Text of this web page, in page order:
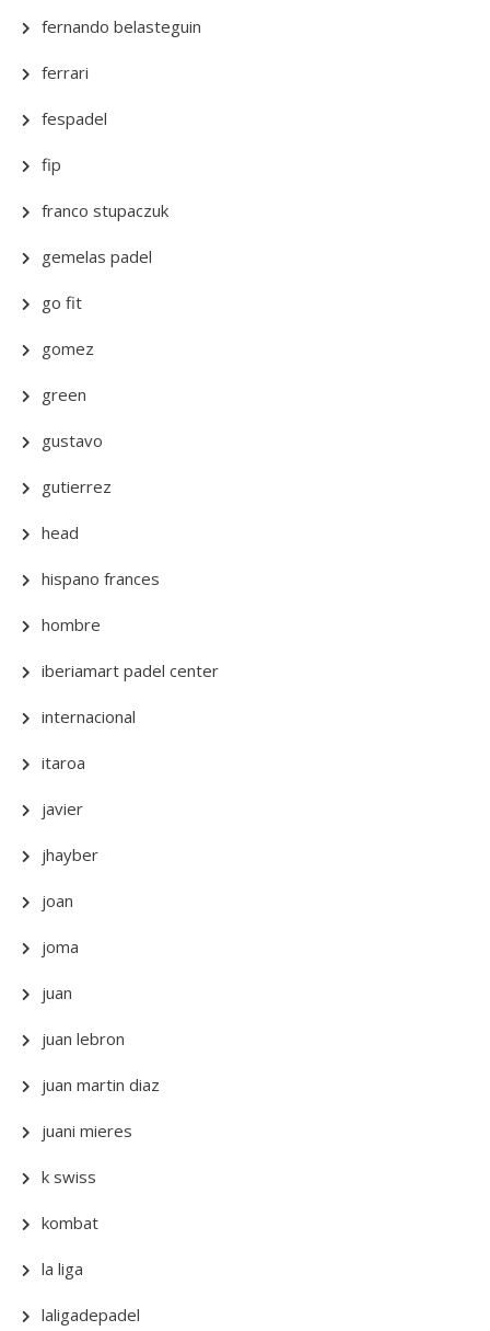
fernando belasteguin
ferrari
fespadel
fip
franco stupaczuk
gemelas padel
go fit
gomez
green
gustavo
gutierrez
head
hispano frances
hombre
iberiamart padel center
internacional
itaroa
javier
jhayber
joan
joma
juan
juan lebron
juan martin diaz
juani mieres
k swiss
kombat
la liga
laligadepadel